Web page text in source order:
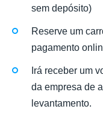
sem depósito)
Reserve um
pagamento
Irá receber um
da empresa de
levantamento.